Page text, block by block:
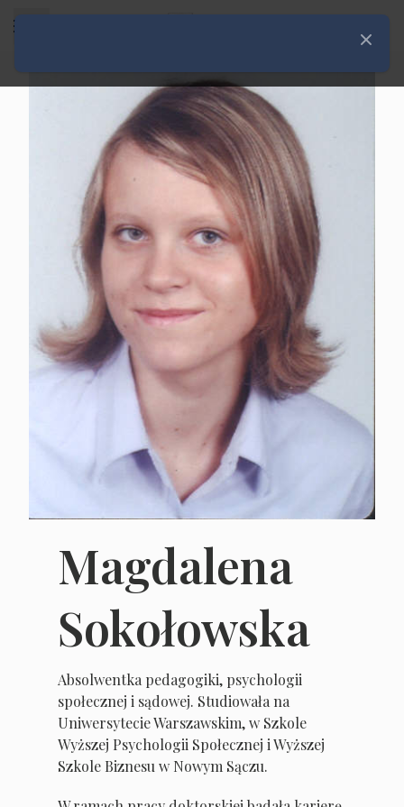
Magdalena
Sokołowska
Absolwentka pedagogiki, psychologii
społecznej i sądowej. Studiowała na
Uniwersytecie Warszawskim, w Szkole
Wyższej Psychologii Społecznej i Wyższej
Szkole Biznesu w Nowym Sączu.
Zamknij